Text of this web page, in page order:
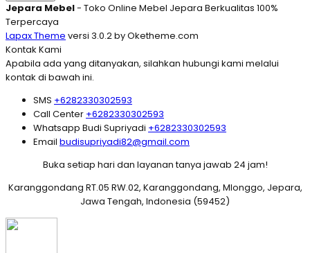
Jepara Mebel- Toko Online Mebel Jepara Berkualitas 100%
Terpercaya
Lapax Theme versi 3.0.2 by Oketheme.com
Kontak Kami
Apabila ada yang ditanyakan, silahkan hubungi kami melalui
kontak di bawah ini.
SMS +6282330302593
Call Center +6282330302593
Whatsapp Budi Supriyadi +6282330302593
Email budisupriyadi82@gmail.com
Buka setiap hari dan layanan tanya jawab 24 jam!
Karanggondang RT.05 RW.02, Karanggondang, Mlonggo, Jepara,
Jawa Tengah, Indonesia (59452)